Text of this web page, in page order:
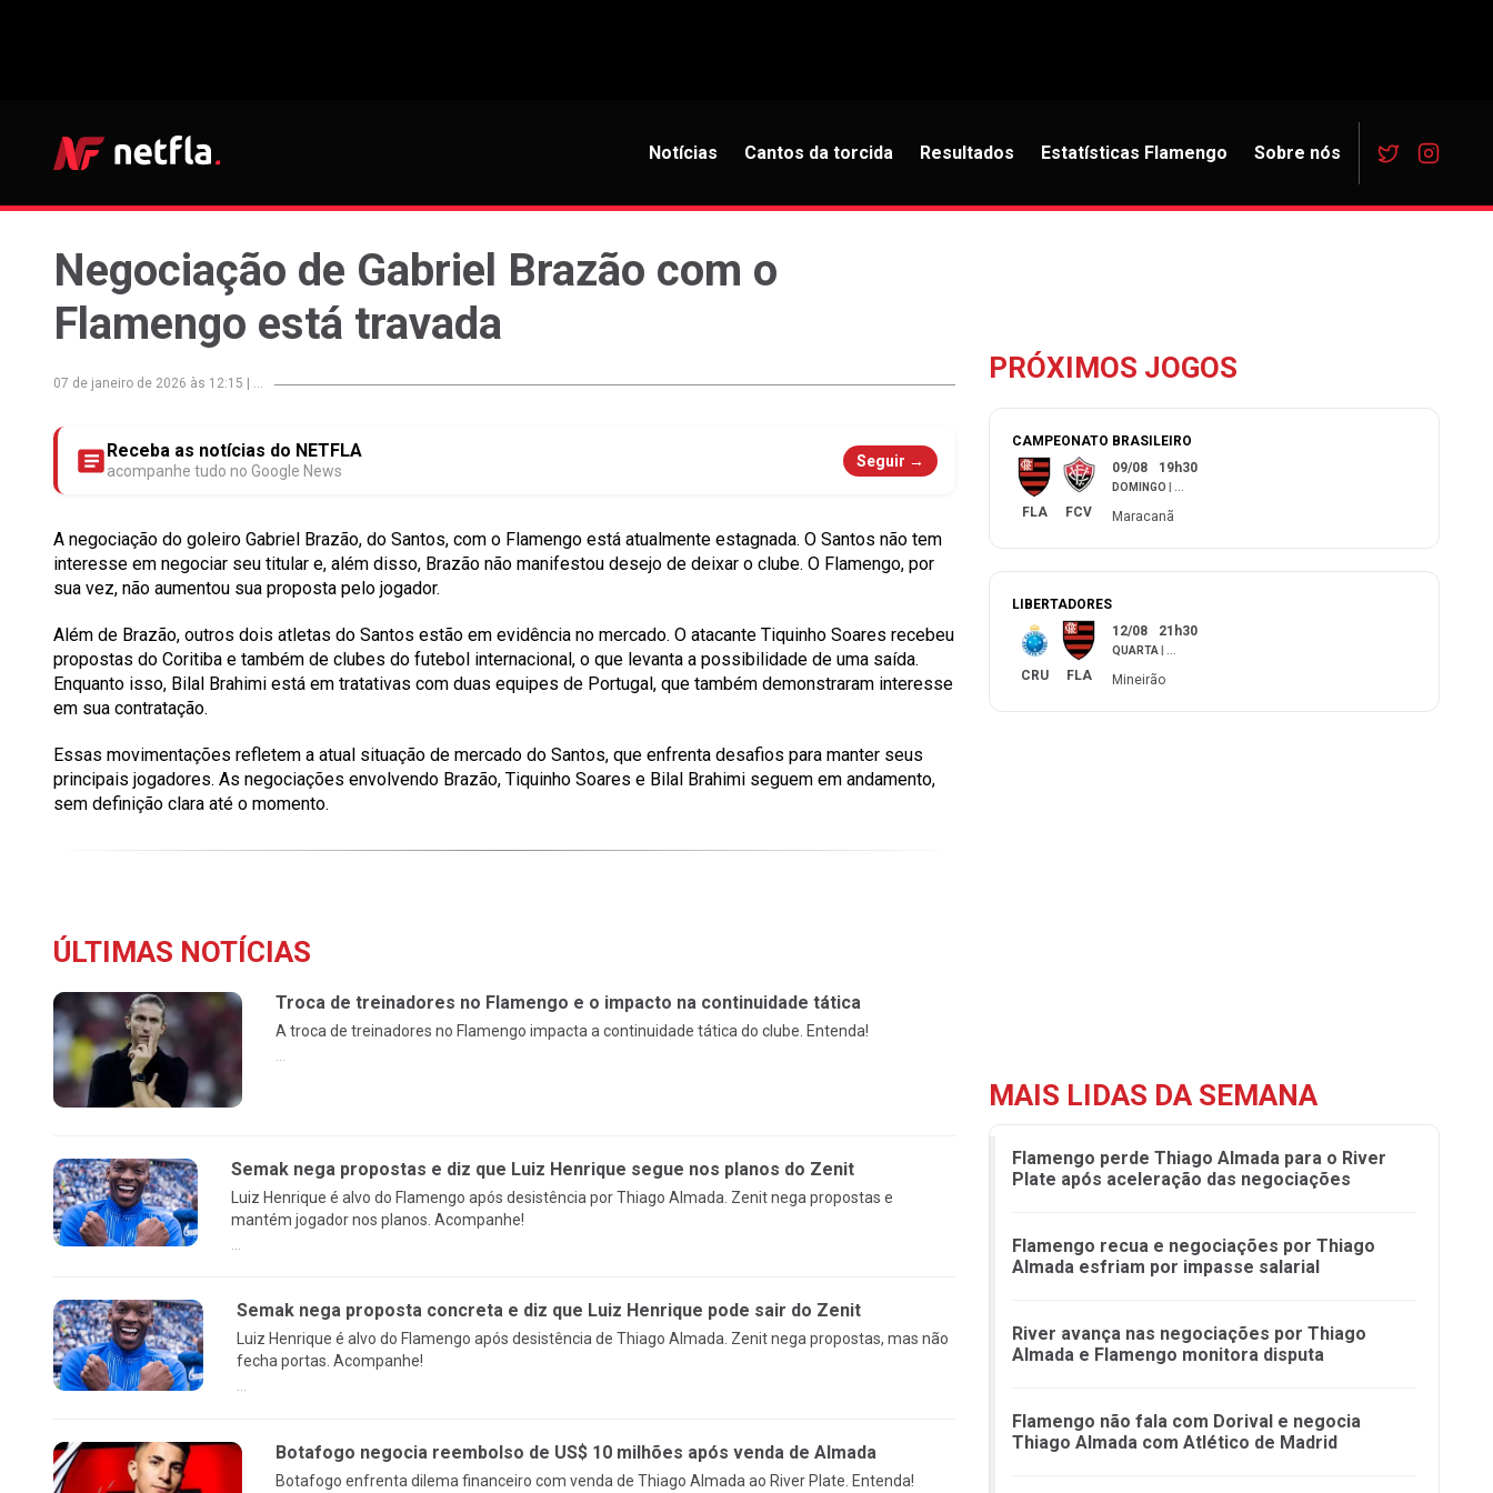
Notícias Cantos da torcida Resultados Estatísticas Flamengo Sobre nós
Negociação de Gabriel Brazão com o
Flamengo está travada
07 de janeiro de 2026 às 12:15 ...
Receba as notícias do NETFLA
acompanhe tudo no Google News
Seguir →
A negociação do goleiro Gabriel Brazão, do Santos, com o Flamengo está atualmente estagnada. O Santos não tem
interesse em negociar seu titular e, além disso, Brazão não manifestou desejo de deixar o clube. O Flamengo, por
sua vez, não aumentou sua proposta pelo jogador.
Além de Brazão, outros dois atletas do Santos estão em evidência no mercado. O atacante Tiquinho Soares recebeu
propostas do Coritiba e também de clubes do futebol internacional, o que levanta a possibilidade de uma saída.
Enquanto isso, Bilal Brahimi está em tratativas com duas equipes de Portugal, que também demonstraram interesse
em sua contratação.
Essas movimentações refletem a atual situação de mercado do Santos, que enfrenta desafios para manter seus
principais jogadores. As negociações envolvendo Brazão, Tiquinho Soares e Bilal Brahimi seguem em andamento,
sem definição clara até o momento.
ÚLTIMAS NOTÍCIAS
Troca de treinadores no Flamengo e o impacto na continuidade tática
A troca de treinadores no Flamengo impacta a continuidade tática do clube. Entenda!
...
Semak nega propostas e diz que Luiz Henrique segue nos planos do Zenit
Luiz Henrique é alvo do Flamengo após desistência por Thiago Almada. Zenit nega propostas e
mantém jogador nos planos. Acompanhe!
Semak nega proposta concreta e diz que Luiz Henrique pode sair do Zenit
Luiz Henrique é alvo do Flamengo após desistência de Thiago Almada. Zenit nega propostas, mas não
fecha portas. Acompanhe!
Botafogo negocia reembolso de US$ 10 milhões após venda de Almada
Botafogo enfrenta dilema financeiro com venda de Thiago Almada ao River Plate. Entenda!
PRÓXIMOS JOGOS
CAMPEONATO BRASILEIRO
FLA FCV
09/08 19h30
DOMINGO
Maracanã
LIBERTADORES
CRU FLA
12/08 21h30
QUARTA
Mineirão
MAIS LIDAS DA SEMANA
Flamengo perde Thiago Almada para o River
Plate após aceleração das negociações
Flamengo recua e negociações por Thiago
Almada esfriam por impasse salarial
River avança nas negociações por Thiago
Almada e Flamengo monitora disputa
Flamengo não fala com Dorival e negocia
Thiago Almada com Atlético de Madrid